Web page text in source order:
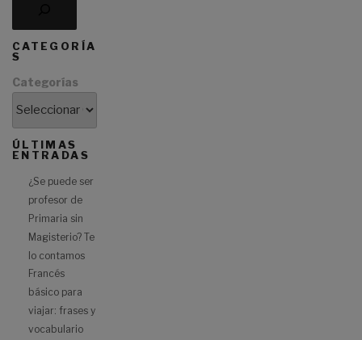
CATEGORÍA
S
Categorías
ÚLTIMAS
ENTRADAS
¿Se puede ser
profesor de
Primaria sin
Magisterio? Te
lo contamos
Francés
básico para
viajar: frases y
vocabulario